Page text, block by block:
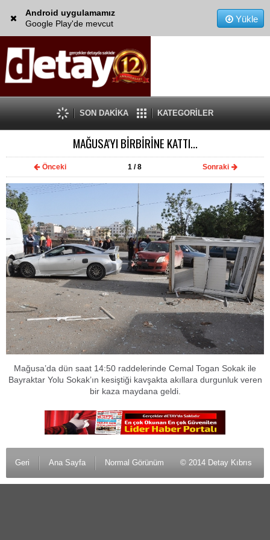
Android uygulamamız
Google Play'de mevcut
Yükle
SON DAKİKA KATEGORİLER
MAĞUSA'YI BİRBİRİNE KATTI...
Önceki 1 / 8 Sonraki
Mağusa’da dün saat 14:50 raddelerinde Cemal Togan Sokak ile
Bayraktar Yolu Sokak’ın kesiştiği kavşakta akıllara durgunluk veren
bir kaza maydana geldi.
Geri Ana Sayfa Normal Görünüm © 2014 Detay Kıbrıs